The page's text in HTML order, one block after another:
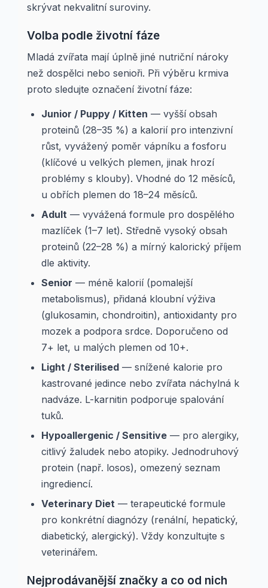
skrývat nekvalitní suroviny.
Volba podle životní fáze
Mladá zvířata mají úplně jiné nutriční nároky
než dospělci nebo senioři. Při výběru krmiva
proto sledujte označení životní fáze:
Junior / Puppy / Kitten — vyšší obsah
proteinů (28–35 %) a kalorií pro intenzivní
růst, vyvážený poměr vápníku a fosforu
(klíčové u velkých plemen, jinak hrozí
problémy s klouby). Vhodné do 12 měsíců,
u obřích plemen do 18–24 měsíců.
Adult — vyvážená formule pro dospělého
mazlíček (1–7 let). Středně vysoký obsah
proteinů (22–28 %) a mírný kalorický příjem
dle aktivity.
Senior — méně kalorií (pomalejší
metabolismus), přidaná kloubní výživa
(glukosamin, chondroitin), antioxidanty pro
mozek a podpora srdce. Doporučeno od
7+ let, u malých plemen od 10+.
Light / Sterilised — snížené kalorie pro
kastrované jedince nebo zvířata náchylná k
nadváze. L-karnitin podporuje spalování
tuků.
Hypoallergenic / Sensitive — pro alergiky,
citlivý žaludek nebo atopiky. Jednodruhový
protein (např. losos), omezený seznam
ingrediencí.
Veterinary Diet — terapeutické formule
pro konkrétní diagnózy (renální, hepatický,
diabetický, alergický). Vždy konzultujte s
veterinářem.
Nejprodávanější značky a co od nich